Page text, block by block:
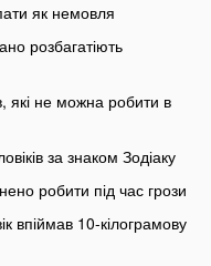
як немовля
розбагатіють
які не можна робити в
за знаком Зодіаку
робити під час грози
впіймав 10-кілограмову